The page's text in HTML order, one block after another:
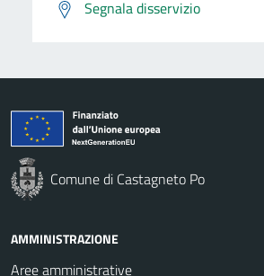
Segnala disservizio
Comune di Castagneto Po
AMMINISTRAZIONE
Aree amministrative